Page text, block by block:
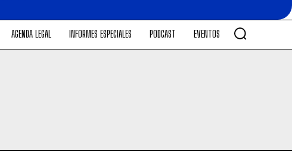
AGENDA LEGAL INFORMES ESPECIALES PODCAST EVENTOS